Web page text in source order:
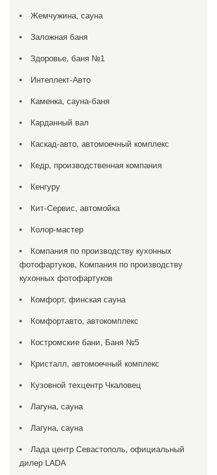
Жемчужина, сауна
Заложная баня
Здоровье, баня №1
Интеллект-Авто
Каменка, сауна-баня
Карданный вал
Каскад-авто, автомоечный комплекс
Кедр, производственная компания
Кенгуру
Кит-Сервис, автомойка
Колор-мастер
Компания по производству кухонных
фотофартуков, Компания по производству
кухонных фотофартуков
Комфорт, финская сауна
Комфортавто, автокомплекс
Костромские бани, Баня №5
Кристалл, автомоечный комплекс
Кузовной техцентр Чкаловец
Лагуна, сауна
Лагуна, сауна
Лада центр Севастополь, официальный
дилер LADA